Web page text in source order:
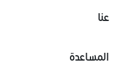
عنا
المساعدة